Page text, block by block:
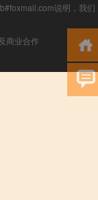
说明，我们
商业合作